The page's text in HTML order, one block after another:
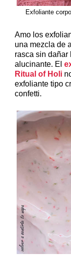
Exfoliante
Amo los
una mezcla de
rasca sin dañar
alucinante. El
Ritual of Holi
exfoliante tipo
confetti.